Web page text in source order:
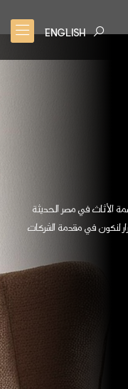
ENGLISH
دمياط، عاصمة الأثاث في مصر الحديثة
لنكون في مقدمة الشركات